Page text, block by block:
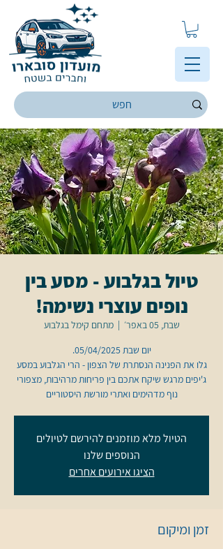
טיול בגלבוע - מסע בין
נופים עוצרי נשימה!
שבת, 05 באפר׳
  |
מתחם קימל בגלבוע
גלו את הפנינה הנסתרת של הצפון - הרי הגלבוע במסע
ג'יפים מרגש שיקח אתכם בין פריחות מרהיבות, מצפורי
נוף מדהימים ואתרי מורשת היסטוריים
הטיול מלא מוזמנים להירשם לטיולים
הנוספים שלנו
הציגו אירועים אחרים
זמן ומיקום